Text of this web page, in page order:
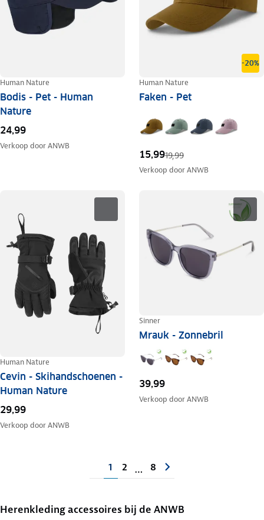
Human Nature
Bodis - Pet - Human
Nature
24,99
Verkoop doorANWB
-20%
Human Nature
Faken - Pet
15,9919,99
Verkoop doorANWB
Human Nature
Cevin - Skihandschoenen -
Human Nature
29,99
Verkoop doorANWB
Sinner
Mrauk - Zonnebril
39,99
Verkoop doorANWB
1 2 … 8
Herenkleding accessoires bij de ANWB